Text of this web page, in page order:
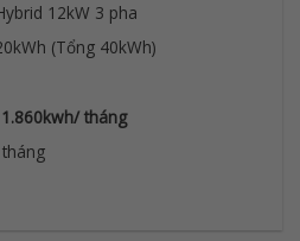
12kW 3 pha
(Tổng 40kWh)
tháng